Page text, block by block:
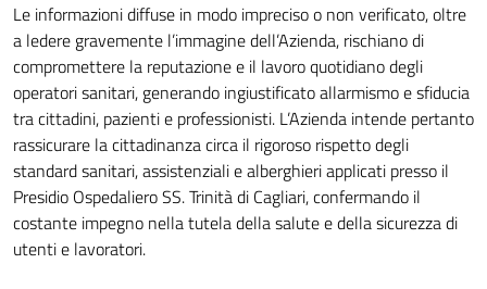
Le informazioni diffuse in modo impreciso o non verificato, oltre
a ledere gravemente l’immagine dell’Azienda, rischiano di
compromettere la reputazione e il lavoro quotidiano degli
operatori sanitari, generando ingiustificato allarmismo e sfiducia
tra cittadini, pazienti e professionisti. L’Azienda intende pertanto
rassicurare la cittadinanza circa il rigoroso rispetto degli
standard sanitari, assistenziali e alberghieri applicati presso il
Presidio Ospedaliero SS. Trinità di Cagliari, confermando il
costante impegno nella tutela della salute e della sicurezza di
utenti e lavoratori.